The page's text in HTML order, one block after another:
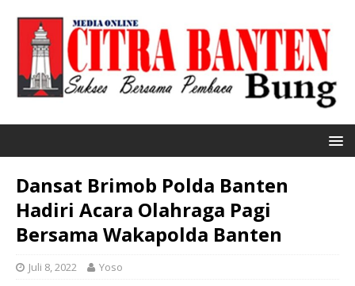
Dansat Brimob Polda Banten
Hadiri Acara Olahraga Pagi
Bersama Wakapolda Banten
Juli 8, 2022 Yoso